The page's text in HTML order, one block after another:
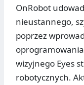
OnRobot
nieustannego,
poprzez
wizyjnego Eyes
robotycznych.